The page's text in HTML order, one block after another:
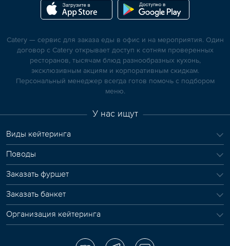
Catery — сервис для заказа еды в офис и на мероприятия. Один
договор с Catery открывает доступ к сотням проверенных
ресторанов, тысячам блюд разнообразных кухонь,
эксклюзивным акциям и корпоративным скидкам.
Персональный менеджер всегда готов помочь с подбором
меню.
У нас ищут
Виды кейтеринга
Поводы
Заказать фуршет
Заказать банкет
Организация кейтеринга